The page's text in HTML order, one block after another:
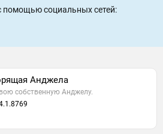
помощью социальных сетей:
Анджела
собственную Анджелу.